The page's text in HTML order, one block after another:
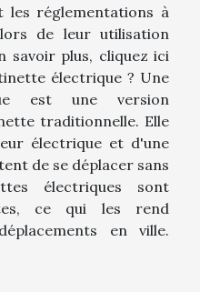
les réglementations à
de leur utilisation
savoir plus, cliquez ici
électrique ? Une
est une version
traditionnelle. Elle
électrique et d'une
de se déplacer sans
électriques sont
ce qui les rend
en ville.